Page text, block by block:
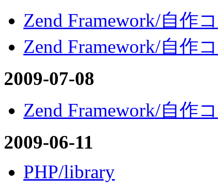
Zend Framework/自作
Zend Framework/自作
2009-07-08
Zend Framework/自作
2009-06-11
PHP/library